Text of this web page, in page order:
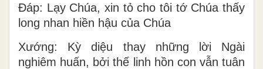
Ðáp: Lạy Chúa, xin tỏ cho tôi tớ Chúa thấy
long nhan hiền hậu của Chúa
Xướng: Kỳ diệu thay những lời Ngài
nghiêm huấn, bởi thế linh hồn con vẫn tuân